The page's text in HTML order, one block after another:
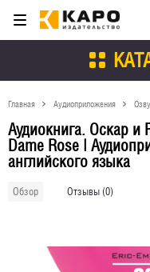
Главная Аудиоприложения
Аудиокнига. Оскар и
Dame Rose |
английского языка
Обзор Отзывы (0)